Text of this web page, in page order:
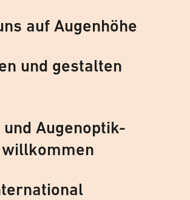
auf Augenhöhe
und gestalten
Augenoptik-